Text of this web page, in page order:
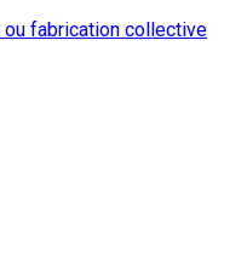
fabrication collective